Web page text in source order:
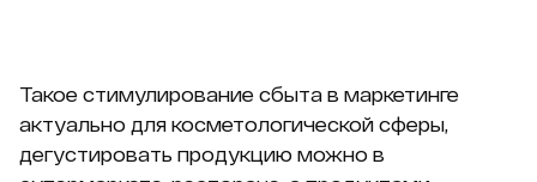
Такое стимулирование сбыта в маркетинге
актуально для косметологической сферы,
дегустировать продукцию можно в